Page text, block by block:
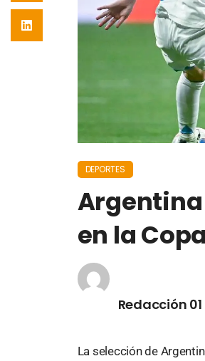
DEPORTES
Argentina
en la
Redacción 01
La selección de